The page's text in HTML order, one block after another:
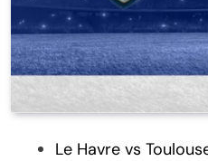
Le Havre vs